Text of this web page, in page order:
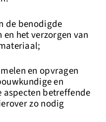
benodigde
het verzorgen van
en opvragen
en
betreffende
zo nodig